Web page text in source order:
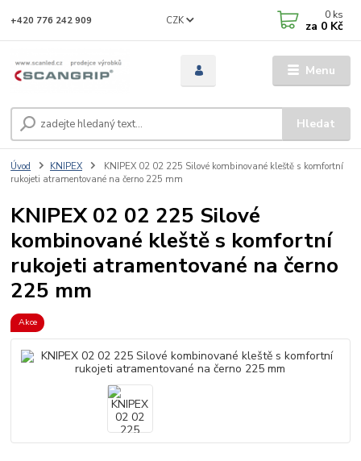
Menu
CZK
Hledat
+420 776 242 909 0 ks
za 0 Kč
Úvod KNIPEX
KNIPEX 02 02 225 Silové kombinované kleště s komfortní
rukojeti atramentované na černo 225 mm
KNIPEX 02 02 225 Silové
kombinované kleště s komfortní
rukojeti atramentované na černo
225 mm
Akce